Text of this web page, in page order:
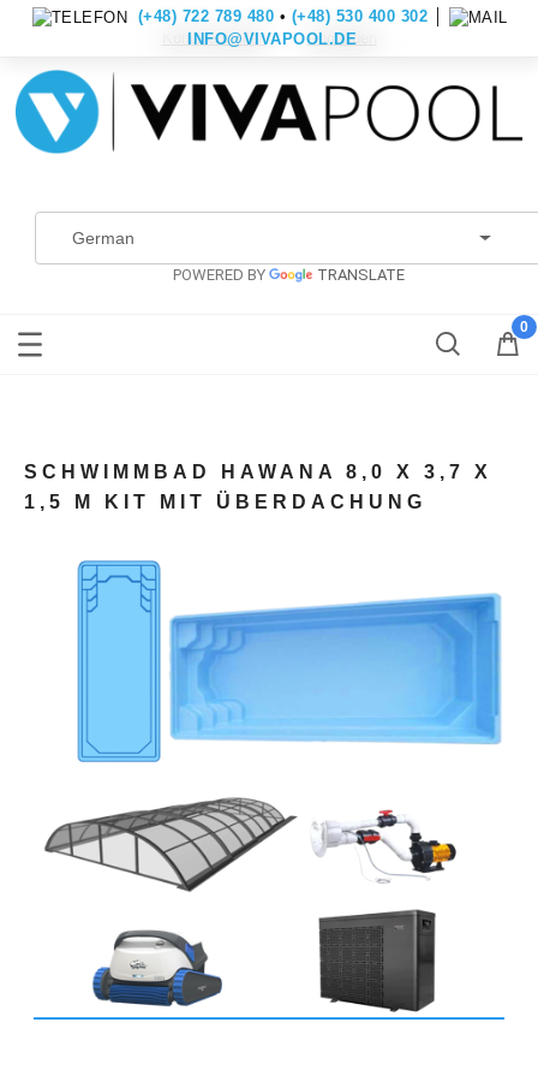
Konto erstellen Anmelden
POWERED BY TRANSLATE
(+48) 722 789 480 • (+48) 530 400 302
INFO@VIVAPOOL.DE
SCHWIMMBAD HAWANA 8,0 X 3,7 X
1,5 M KIT MIT ÜBERDACHUNG